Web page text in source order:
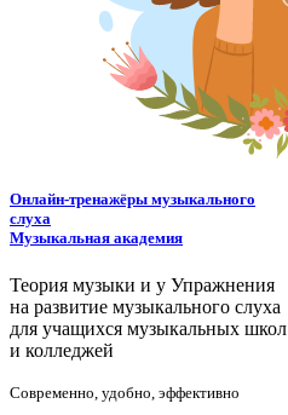
Онлайн-тренажёры музыкального
слуха
Музыкальная академия
Теория музыки и у Упражнения
на развитие музыкального слуха
для учащихся музыкальных школ
и колледжей
Современно, удобно, эффективно